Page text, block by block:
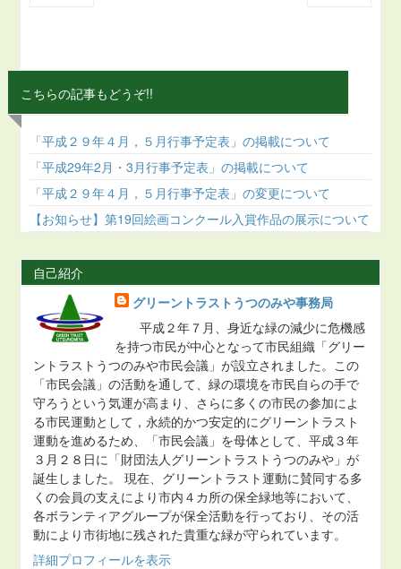
こちらの記事もどうぞ!!
「平成２９年４月，５月行事予定表」の掲載について
「平成29年2月・3月行事予定表」の掲載について
「平成２９年４月，５月行事予定表」の変更について
【お知らせ】第19回絵画コンクール入賞作品の展示について
自己紹介
グリーントラストうつのみや事務局
平成２年７月、身近な緑の減少に危機感
を持つ市民が中心となって市民組織「グリー
ントラストうつのみや市民会議」が設立されました。この
「市民会議」の活動を通して、緑の環境を市民自らの手で
守ろうという気運が高まり、さらに多くの市民の参加によ
る市民運動として，永続的かつ安定的にグリーントラスト
運動を進めるため、「市民会議」を母体として、平成３年
３月２８日に「財団法人グリーントラストうつのみや」が
誕生しました。 現在、グリーントラスト運動に賛同する多
くの会員の支えにより市内４カ所の保全緑地等において、
各ボランティアグループが保全活動を行っており、その活
動により市街地に残された貴重な緑が守られています。
詳細プロフィールを表示